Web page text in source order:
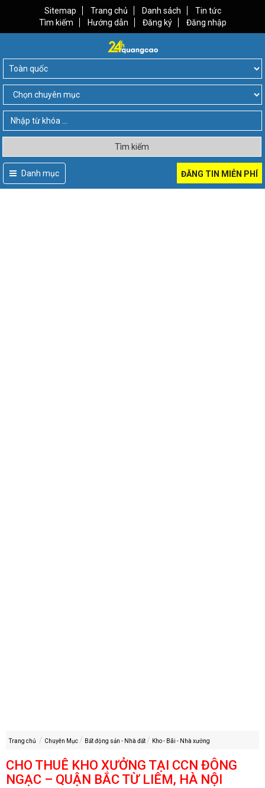
Sitemap Trang chủ Danh sách
Tin tức
Tìm kiếm
Hướng dẫn Đăng ký Đăng nhập
Tìm kiếm
Danh mục ĐĂNG TIN MIỄN PHÍ
Trang chủ Chuyên Mục Bất động sản - Nhà đất Kho - Bãi - Nhà xưởng
CHO THUÊ KHO XƯỞNG TẠI CCN ĐÔNG
NGẠC – QUẬN BẮC TỪ LIÊM, HÀ NỘI